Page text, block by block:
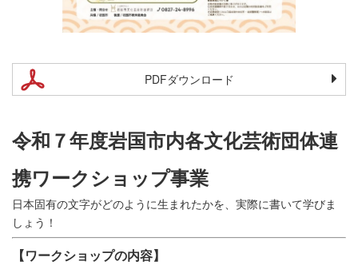
PDFダウンロード
令和７年度岩国市内各文化芸術団体連
携ワークショップ事業
日本固有の文字がどのように生まれたかを、実際に書いて学びま
しょう！
【ワークショップの内容】